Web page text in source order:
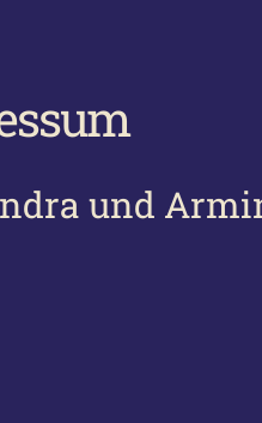
und